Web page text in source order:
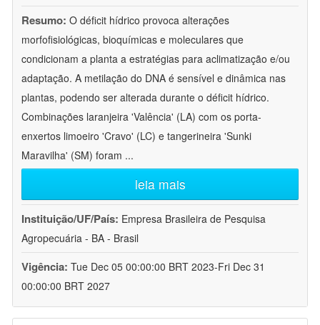
Resumo: O déficit hídrico provoca alterações
morfofisiológicas, bioquímicas e moleculares que
condicionam a planta a estratégias para aclimatização e/ou
adaptação. A metilação do DNA é sensível e dinâmica nas
plantas, podendo ser alterada durante o déficit hídrico.
Combinações laranjeira 'Valência' (LA) com os porta-
enxertos limoeiro 'Cravo' (LC) e tangerineira 'Sunki
Maravilha' (SM) foram ...
leia mais
Instituição/UF/País: Empresa Brasileira de Pesquisa
Agropecuária - BA - Brasil
Vigência: Tue Dec 05 00:00:00 BRT 2023-Fri Dec 31
00:00:00 BRT 2027